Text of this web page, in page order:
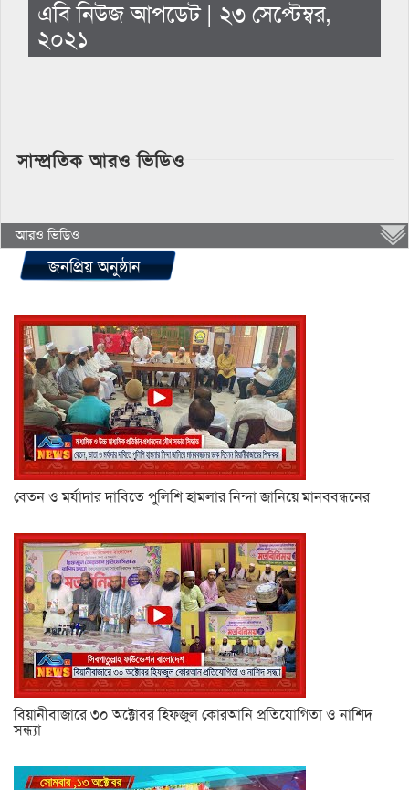
এবি নিউজ আপডেট | ২৩ সেপ্টেম্বর,
২০২১
সাম্প্রতিক আরও ভিডিও
আরও ভিডিও
জনপ্রিয় অনুষ্ঠান
বেতন ও মর্যাদার দাবিতে পুলিশি হামলার নিন্দা জানিয়ে মানববন্ধনের
বিয়ানীবাজারে ৩০ অক্টোবর হিফজুল কোরআনি প্রতিযোগিতা ও নাশিদ
সন্ধ্যা